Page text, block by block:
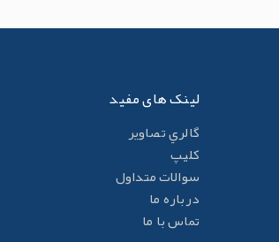
لینک های مفید
گالري تصاوير
کليپ
سوالات متداول
درباره ما
تماس با ما